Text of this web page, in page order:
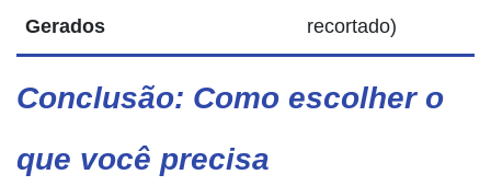
Gerados
recortado)
Conclusão: Como escolher o
que você precisa